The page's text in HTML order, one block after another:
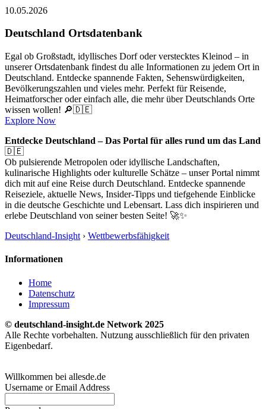
10.05.2026
Deutschland Ortsdatenbank
Egal ob Großstadt, idyllisches Dorf oder verstecktes Kleinod – in
unserer Ortsdatenbank findest du alle Informationen zu jedem Ort in
Deutschland. Entdecke spannende Fakten, Sehenswürdigkeiten,
Bevölkerungszahlen und vieles mehr. Perfekt für Reisende,
Heimatforscher oder einfach alle, die mehr über Deutschlands Orte
wissen wollen! 🔎🇩🇪
Explore Now
Entdecke Deutschland – Das Portal für alles rund um das Land
🇩🇪
Ob pulsierende Metropolen oder idyllische Landschaften,
kulinarische Highlights oder kulturelle Schätze – unser Portal nimmt
dich mit auf eine Reise durch Deutschland. Entdecke spannende
Reiseziele, aktuelle News, Insider-Tipps und tiefgehende Einblicke
in die deutsche Geschichte und Lebensart. Lass dich inspirieren und
erlebe Deutschland von seiner besten Seite! 🚀✨
Deutschland-Insight › Wettbewerbsfähigkeit
Informationen
Home
Datenschutz
Impressum
© deutschland-insight.de Network 2025
Alle Rechte vorbehalten. Nutzung ausschließlich für den privaten
Eigenbedarf.
Willkommen bei allesde.de
Username or Email Address